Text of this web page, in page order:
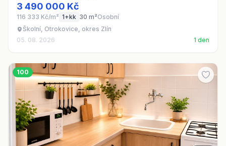
3 490 000 Kč
116 333 Kč/m² 1+kk 30 m²Osobní
Školní, Otrokovice, okres Zlín
05. 08. 2026
1 den
100